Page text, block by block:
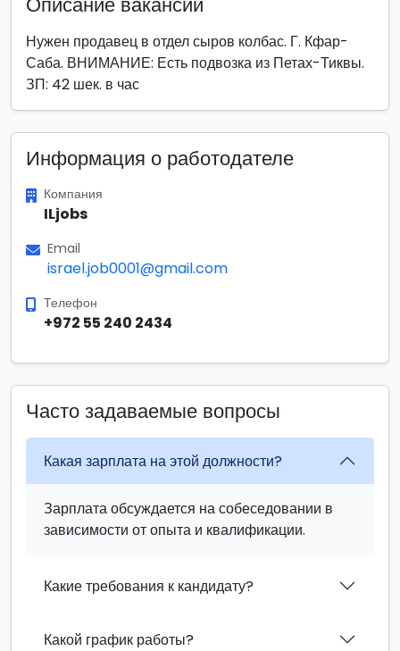
Нужен продавец в отдел сыров колбас. Г. Кфар-
Саба. ВНИМАНИЕ: Есть подвозка из Петах-Тиквы.
ЗП: 42 шек. в час
Информация о работодателе
Компания
ILjobs
Email
israel.job0001@gmail.com
Телефон
+972 55 240 2434
Часто задаваемые вопросы
Какая зарплата на этой должности?
Зарплата обсуждается на собеседовании в
зависимости от опыта и квалификации.
Какие требования к кандидату?
Какой график работы?